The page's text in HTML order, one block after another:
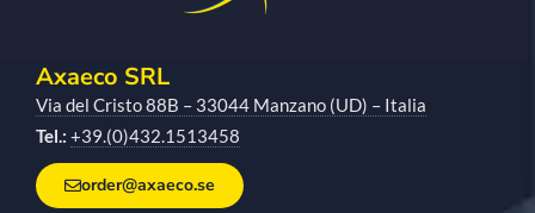
Axaeco SRL
Via del Cristo 88B – 33044 Manzano (UD) – Italia
Tel.: +39.(0)432.1513458
order@axaeco.se